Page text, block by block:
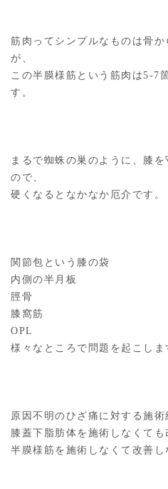
筋肉ってシンプルなものは骨
が、
この半膜様筋という筋肉は5-7
す。
まるで蜘蛛の巣のように、膝
ので、
硬くなるとなかなか厄介です。
関節包という膝の袋
内側の半月板
脛骨
膝窩筋
OPL
様々なところで問題を起こしま
原因不明のひざ痛に対する施術
膝蓋下脂肪体を施術しなくて
半膜様筋を施術しなくて改善し